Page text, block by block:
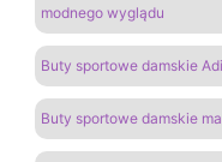
modnego wyglądu
Buty sportowe damskie
Buty sportowe damskie